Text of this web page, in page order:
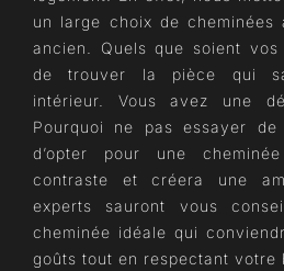
un large choix de cheminées
ancien. Quels que soient
de trouver la pièce qui
intérieur. Vous avez une
Pourquoi ne pas essayer
d’opter pour une
contraste et créera une
experts sauront vous
cheminée idéale qui
goûts tout en respectant votre